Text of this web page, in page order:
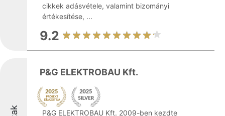
cikkek adásvétele, valamint bizományi
értékesítése, ...
9.2
P&G ELEKTROBAU Kft.
P&G ELEKTROBAU Kft. 2009-ben kezdte